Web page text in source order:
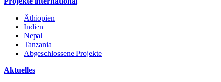
Äthiopien
Indien
Nepal
Tanzania
Abgeschlossene Projekte
Aktuelles